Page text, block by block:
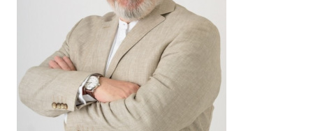
Tu dirección de correo electrónico no será
publicada. Los campos obligatorios están
marcados con*